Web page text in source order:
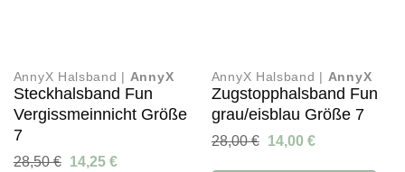
AnnyX Halsband | AnnyX
Steckhalsband Fun
Vergissmeinnicht Größe
7
28,50€
Ursprünglicher
14,25 €Aktueller
AnnyX Halsband | AnnyX
Zugstopphalsband Fun
grau/eisblau Größe 7
28,00€
Ursprünglicher
14,00 €Aktueller